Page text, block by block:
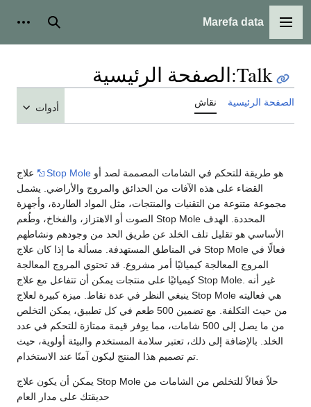
القائمة الرئيسية
Marefa data بحث
Talk
:الصفحة الرئيسية
الصفحة الرئيسية نقاش أدوات
Stop Mole
القضاء على هذه الآفات من الحدائق والمروج والأراضي. يشمل
مجموعة متنوعة من التقنيات والمنتجات، مثل المواد الطاردة، وأجهزة
الصوت أو الاهتزاز، والفخاخ، وطُعم Stop Mole المحددة. الهدف
الأساسي هو تقليل تلف الخلد عن طريق الحد من وجودهم ونشاطهم
في المناطق المستهدفة. مسألة ما إذا كان علاج Stop Mole فعالًا في
المروج المعالجة كيميائيًا أمر مشروع. قد تحتوي المروج المعالجة
كيميائيًا على منتجات يمكن أن تتفاعل مع علاج Stop Mole. غير أنه
ينبغي النظر في عدة نقاط. ميزة كبيرة لعلاج Stop Mole هي فعاليته
من حيث التكلفة. مع تضمين 500 طعم في كل تطبيق، يمكن التخلص
من ما يصل إلى 500 شامات، مما يوفر قيمة ممتازة للتحكم في عدد
الخلد. بالإضافة إلى ذلك، تعتبر سلامة المستخدم والبيئة أولوية، حيث
يمكن أن يكون علاج Stop Mole حلاً فعالاً للتخلص من الشامات من
حديقتك على مدار العام